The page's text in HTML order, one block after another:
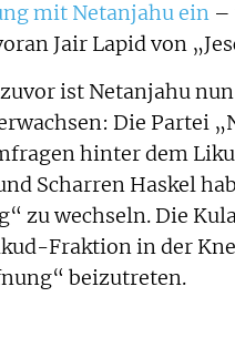
mit Netanjahu ein –
Jair Lapid von
ist Netanjahu
Die Partei
hinter dem
Scharren Haskel
zu wechseln. Die
Fraktion in der
beizutreten.